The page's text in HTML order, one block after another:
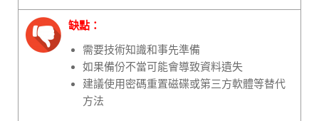
缺點：
需要技術知識和事先準備
如果備份不當可能會導致資料遺失
建議使用密碼重置磁碟或第三方軟體等替代
方法